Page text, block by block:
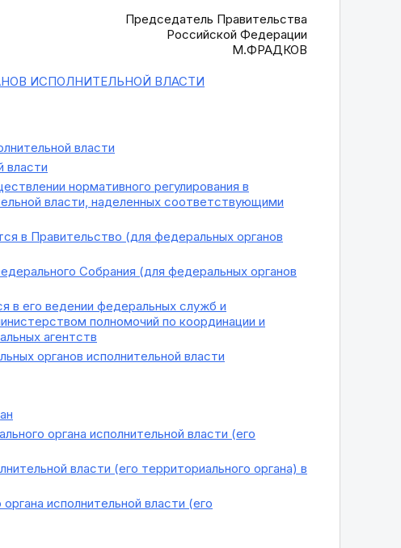
Председатель Правительства
Российской Федерации
М.ФРАДКОВ
ИСПОЛНИТЕЛЬНОЙ ВЛАСТИ
власти
власти
нормативного регулирования в
власти, наделенных соответствующими
в Правительство (для федеральных органов
Собрания (для федеральных органов
в его ведении федеральных служб и
полномочий по координации и
агентств
органов исполнительной власти
органа исполнительной власти (его
власти (его территориального органа) в
исполнительной власти (его